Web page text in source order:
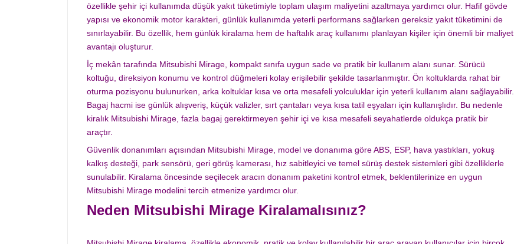
özellikle şehir içi kullanımda düşük yakıt tüketimiyle toplam ulaşım maliyetini azaltmaya yardımcı olur. Hafif gövde
yapısı ve ekonomik motor karakteri, günlük kullanımda yeterli performans sağlarken gereksiz yakıt tüketimini de
sınırlayabilir. Bu özellik, hem günlük kiralama hem de haftalık araç kullanımı planlayan kişiler için önemli bir maliyet
avantajı oluşturur.
İç mekân tarafında Mitsubishi Mirage, kompakt sınıfa uygun sade ve pratik bir kullanım alanı sunar. Sürücü
koltuğu, direksiyon konumu ve kontrol düğmeleri kolay erişilebilir şekilde tasarlanmıştır. Ön koltuklarda rahat bir
oturma pozisyonu bulunurken, arka koltuklar kısa ve orta mesafeli yolculuklar için yeterli kullanım alanı sağlayabilir.
Bagaj hacmi ise günlük alışveriş, küçük valizler, sırt çantaları veya kısa tatil eşyaları için kullanışlıdır. Bu nedenle
kiralık Mitsubishi Mirage, fazla bagaj gerektirmeyen şehir içi ve kısa mesafeli seyahatlerde oldukça pratik bir
araçtır.
Güvenlik donanımları açısından Mitsubishi Mirage, model ve donanıma göre ABS, ESP, hava yastıkları, yokuş
kalkış desteği, park sensörü, geri görüş kamerası, hız sabitleyici ve temel sürüş destek sistemleri gibi özelliklerle
sunulabilir. Kiralama öncesinde seçilecek aracın donanım paketini kontrol etmek, beklentilerinize en uygun
Mitsubishi Mirage modelini tercih etmenize yardımcı olur.
Neden Mitsubishi Mirage Kiralamalısınız?